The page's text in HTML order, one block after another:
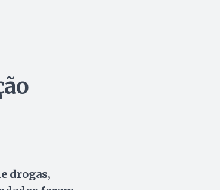
drogas,